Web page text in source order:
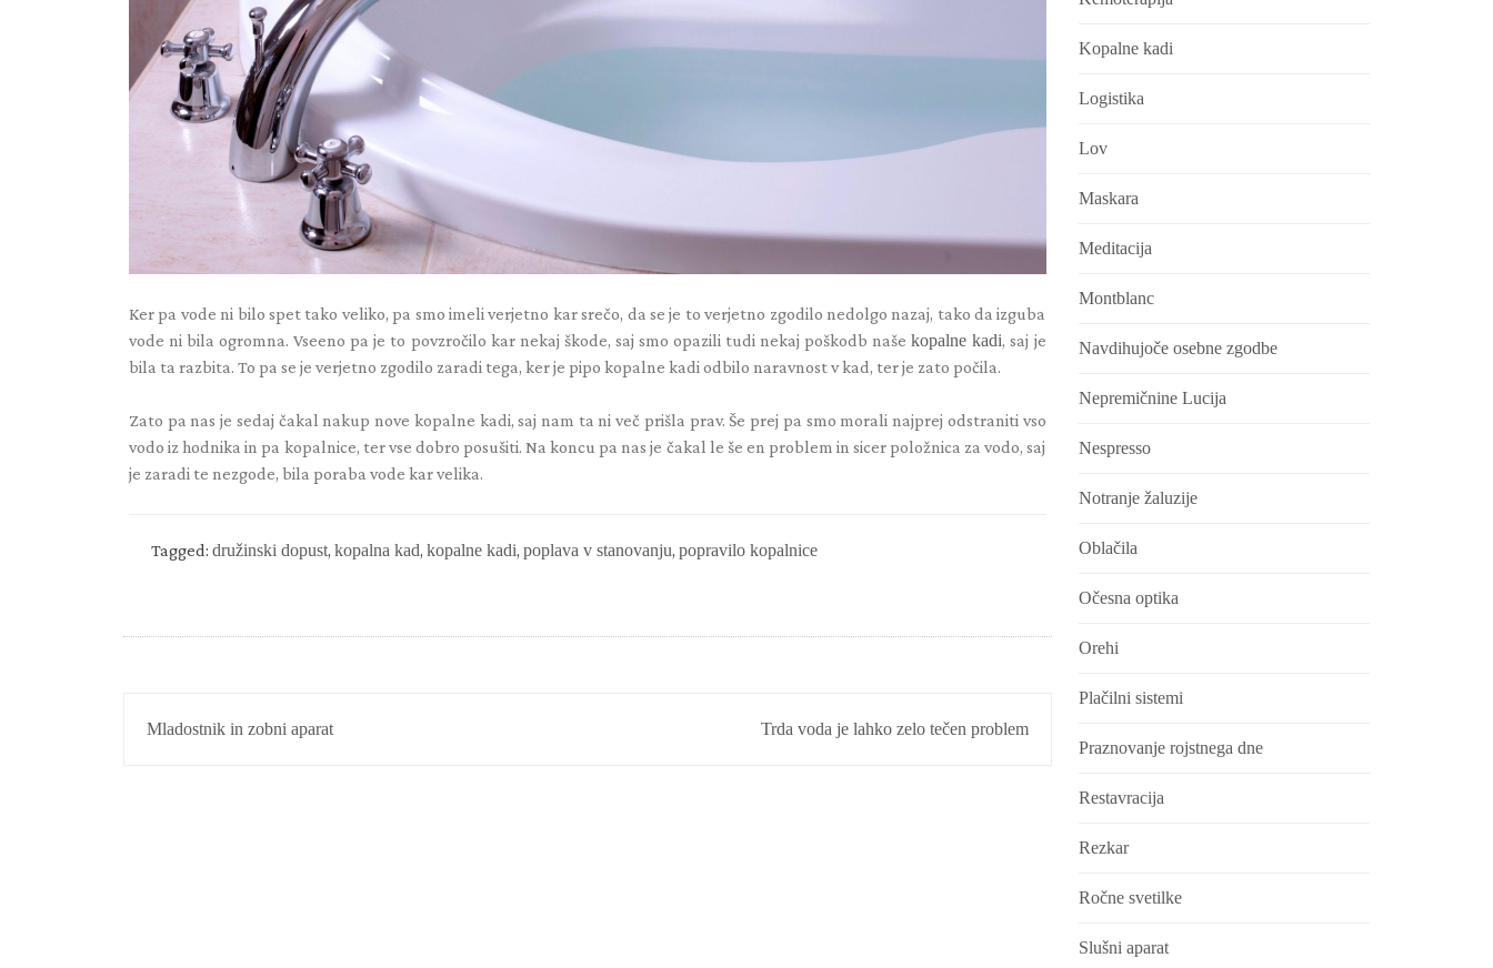
Ker pa vode ni bilo spet tako veliko, pa smo imeli verjetno kar srečo, da se je to verjetno zgodilo nedolgo nazaj, tako da izguba
vode ni bila ogromna. Vseeno pa je to povzročilo kar nekaj škode, saj smo opazili tudi nekaj poškodb našekopalne kadi, saj je
bila ta razbita. To pa se je verjetno zgodilo zaradi tega, ker je pipo kopalne kadi odbilo naravnost v kad, ter je zato počila.
Zato pa nas je sedaj čakal nakup nove kopalne kadi, saj nam ta ni več prišla prav. Še prej pa smo morali najprej odstraniti vso
vodo iz hodnika in pa kopalnice, ter vse dobro posušiti. Na koncu pa nas je čakal le še en problem in sicer položnica za vodo, saj
je zaradi te nezgode, bila poraba vode kar velika.
Tagged: družinski dopust, kopalna kad, kopalne kadi, poplava v stanovanju, popravilo kopalnice
NAVIGACIJA
Mladostnik in zobni aparat Trda voda je lahko zelo tečen problem
Kopalne kadi
Logistika
Lov
Maskara
Meditacija
Montblanc
Navdihujoče osebne zgodbe
Nepremičnine Lucija
Nespresso
Notranje žaluzije
Oblačila
Očesna optika
Orehi
Plačilni sistemi
Praznovanje rojstnega dne
Restavracija
Rezkar
Ročne svetilke
Slušni aparat